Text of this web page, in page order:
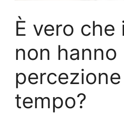
È vero che
non hanno
tempo?